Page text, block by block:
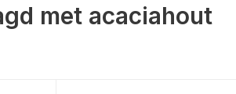
met acaciahout